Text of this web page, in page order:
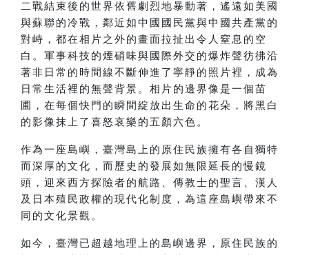
二戰結束後的世界依舊劇烈地暴動著，遙遠如美國
與蘇聯的冷戰，鄰近如中國國民黨與中國共產黨的
對峙，都在相片之外的畫面拉扯出令人窒息的空
白。軍事科技的煙硝味與國際外交的爆炸聲彷彿沿
著非日常的時間線不斷伸進了寧靜的照片裡，成為
日常生活裡的無聲背景。相片的邊界像是一個苗
圃，在每個快門的瞬間綻放出生命的花朵，將黑白
的影像抹上了喜怒哀樂的五顏六色。
作為一座島嶼，臺灣島上的原住民族擁有各自獨特
而深厚的文化，而歷史的發展如無限延長的慢鏡
頭，迎來西方探險者的航路、傳教士的聖言、漢人
及日本殖民政權的現代化制度，為這座島嶼帶來不
同的文化景觀。
如今，臺灣已超越地理上的島嶼邊界，原住民族的